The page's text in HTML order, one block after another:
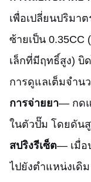
เพื่อเปลี่ยนปริมา
ซ้ายเป็น 0.35CC
เล็กที่มีฤทธิ์สูง) บิ
การดูแลเต็มจำน
การจ่ายยา— กดแ
ในตัวปั๊ม โดยดัน
สปริงรีเซ็ต— เมื่อ
ไปยังตำแหน่งเดิ